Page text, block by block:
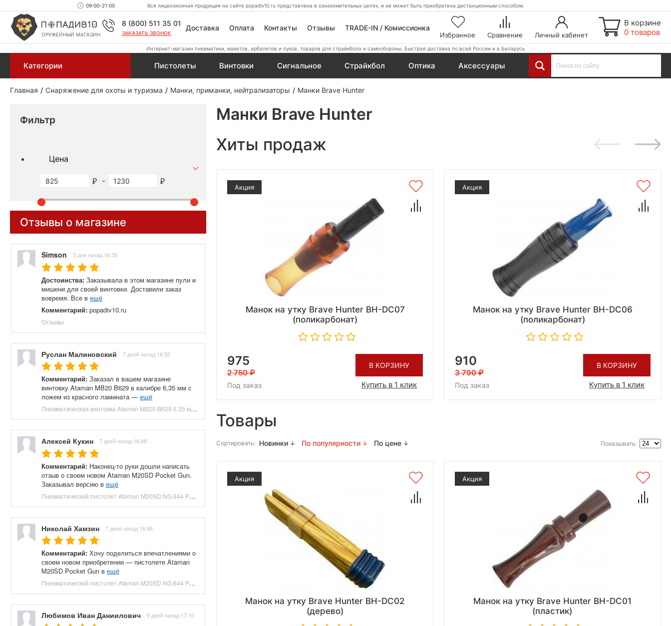
09:00-21:00 Вся лицензионная продукция на сайте popadiv10.ru представлена в ознакомительных целях, и не может быть приобретена дистанционным способом.
ОРУЖЕЙНЫЙ МАГАЗИН
8 (800) 511 35 01
ЗАКАЗАТЬ ЗВОНОК
Доставка Оплата Контакты Отзывы TRADE-IN / Комиссионка
Избранное Сравнение Личный кабинет
В корзине
0 товаров
Интернет-магазин пневматики, макетов, арбалетов и луков, товаров для страйкбола и самообороны. Быстрая доставка по всей России и в Беларусь
Категории Пистолеты Винтовки Сигнальное Страйкбол Оптика Аксессуары
Главная Снаряжение для охоты и туризма Манки, приманки, нейтрализаторы Манки Brave Hunter
Фильтр
Цена
-
Отзывы о магазине
Simson 3 дня назад 16:38
Достоинства: Заказывала в этом магазине пули и
мишени для своей винтовки. Доставили заказ
вовремя. Все в ещё
Комментарий: popadiv10.ru
Отзывы
Руслан Малиновский 7 дней назад 16:52
Комментарий: Заказал в вашем магазине
винтовку Ataman MB20 B629 в калибре 6,35 мм с
ложем из красного ламината — ещё
Пневматическая винтовка Ataman MB20 B629 6.35 мм (редуктор, под полнотел, колба, красный ламинат) купить в Москве и СПБ, цена 153100 руб. Доставка по РФ!
Алексей Кукин 7 дней назад 16:48
Комментарий: Наконец-то руки дошли написать
отзыв о своем новом Ataman M20SD Pocket Gun.
Заказывал версию в ещё
Пневматический пистолет Ataman M20SD.NG.644 Pocket Gun 6.35 мм (приклад, полнотел, бук, зеленый) купить в Москве и СПБ, цена 130000 руб. Доставка по РФ!
Николай Хамзин 7 дней назад 16:46
Комментарий: Хочу поделиться впечатлениями о
своем новом приобретении — пистолете Ataman
M20SD Pocket Gun в ещё
Пневматический пистолет Ataman M20SD.NG.644 Pocket Gun 6.35 мм (приклад, полнотел, бук, красный) купить в Москве и СПБ, цена 130000 руб. Доставка по РФ!
Любимов Иван Даниилович 9 дней назад 17:10
Манки Brave Hunter
Хиты продаж
Акция
Манок на утку Brave Hunter BH-DC07
(поликарбонат)
975
2 750
Под заказ
В КОРЗИНУ
Купить в 1 клик
Акция
Манок на утку Brave Hunter BH-DC06
(поликарбонат)
910
3 790
Под заказ
В КОРЗИНУ
Купить в 1 клик
Товары
Сортировать: Новинки По популярности По цене Показывать:
Акция
Манок на утку Brave Hunter BH-DC02
(дерево)
Акция
Манок на утку Brave Hunter BH-DC01
(пластик)